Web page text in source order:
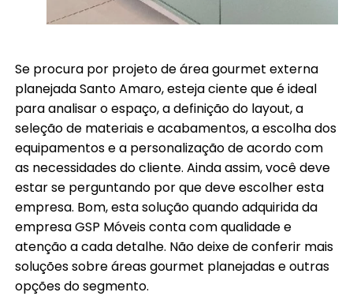
Se procura por projeto de área gourmet externa
planejada Santo Amaro, esteja ciente que é ideal
para analisar o espaço, a definição do layout, a
seleção de materiais e acabamentos, a escolha dos
equipamentos e a personalização de acordo com
as necessidades do cliente. Ainda assim, você deve
estar se perguntando por que deve escolher esta
empresa. Bom, esta solução quando adquirida da
empresa GSP Móveis conta com qualidade e
atenção a cada detalhe. Não deixe de conferir mais
soluções sobre áreas gourmet planejadas e outras
opções do segmento.